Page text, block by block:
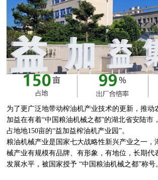
为了更广泛地带动榨油机产业技术的更新，推动
加益在有着“中国粮油机械之都”的湖北省安陆市
占地地150亩的“益加益榨油机产业园”。
粮油机械产业是国家七大战略性新兴产业之一，
械产业有规模有品牌、有形象，有地位，长期代
发展水平，被国家授予 “中国粮油机械之都”称号